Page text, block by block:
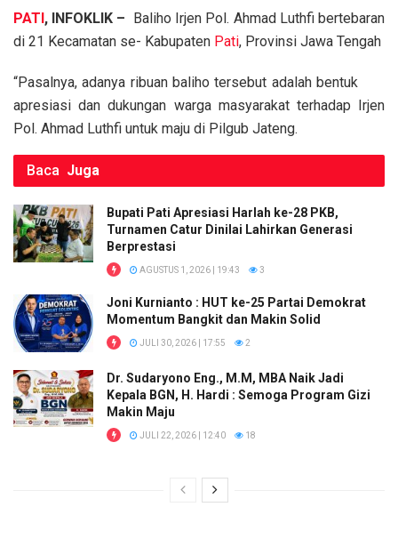
ce
o
o
k
tt
ail at
A
p
p
py
n
k
ar
PATI , INFOKLIK –
Baliho Irjen Pol. Ahmad Luthfi bertebaran
di 21 Kecamatan se- Kabupaten Pati, Provinsi Jawa Tengah
“Pasalnya, adanya ribuan baliho tersebut adalah bentuk
apresiasi dan dukungan warga masyarakat terhadap Irjen
Pol. Ahmad Luthfi untuk maju di Pilgub Jateng.
Baca Juga
Bupati Pati Apresiasi Harlah ke-28 PKB,
Turnamen Catur Dinilai Lahirkan Generasi
Berprestasi
AGUSTUS 1, 2026 | 19:43 3
Joni Kurnianto : HUT ke-25 Partai Demokrat
Momentum Bangkit dan Makin Solid
JULI 30, 2026 | 17:55 2
Dr. Sudaryono Eng., M.M, MBA Naik Jadi
Kepala BGN, H. Hardi : Semoga Program Gizi
Makin Maju
JULI 22, 2026 | 12:40 18